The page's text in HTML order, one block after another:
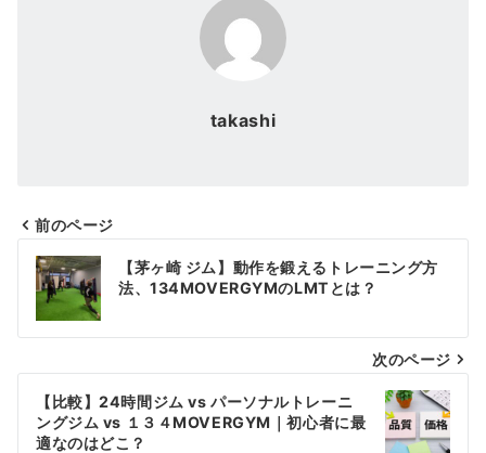
takashi
投
稿
ナ
ビ
ー
前のページ
【茅ヶ崎 ジム】動作を鍛えるトレーニング方
法、134MOVERGYMのLMTとは？
次のページ
【比較】24時間ジム vs パーソナルトレーニ
ングジム vs １３４MOVERGYM｜初心者に最
適なのはどこ？